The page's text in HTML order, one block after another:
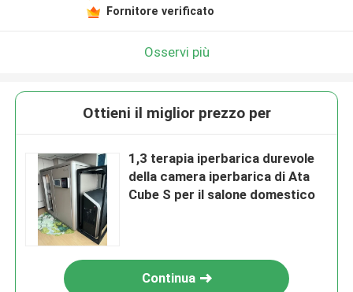
Fornitore verificato
Osservi più
Ottieni il miglior prezzo per
1,3 terapia iperbarica durevole
della camera iperbarica di Ata
Cube S per il salone domestico
Continua